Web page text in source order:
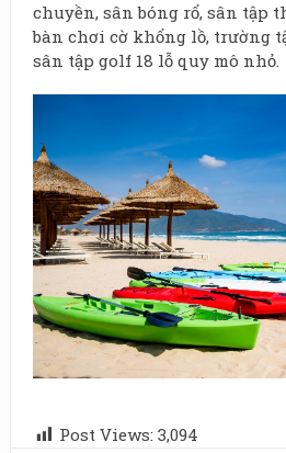
chuyền, sân bóng rổ, sân tập
bàn chơi cờ khổng lồ, trường
sân tập golf 18 lỗ quy mô nhỏ.
Post Views: 3,094